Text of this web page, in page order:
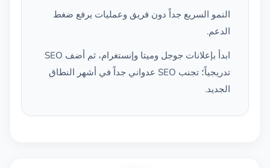
النمو السريع جداً دون فريق وعمليات يرفع ضغط
الدعم.
ابدأ بإعلانات جوجل وميتا وإنستغرام، ثم أضف SEO
تدريجياً؛ تجنب SEO عدواني جداً في أشهر النطاق
الجديد.